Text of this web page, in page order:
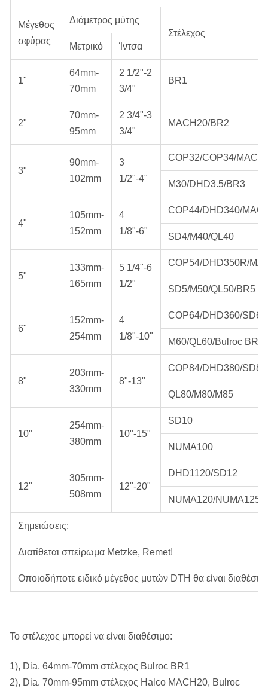
Μέγεθος
σφύρας
Διάμετρος μύτης
Στέλεχος
Μετρικό
Ίντσα
1"
64mm-
70mm
2 1/2"-2
3/4"
BR1
2"
70mm-
95mm
2 3/4"-3
3/4"
MACH20/BR2
3"
90mm-
102mm
3
1/2"-4"
COP32/COP34/
M30/DHD3.5/BR3
4"
105mm-
152mm
4
1/8"-6"
COP44/DHD340/
SD4/M40/QL40
5"
133mm-
165mm
5 1/4"-6
1/2"
COP54/DHD350R/
SD5/M50/QL50/BR5
6"
152mm-
254mm
4
1/8"-10"
COP64/DHD360/SD6
M60/QL60/Bulroc BR6
8"
203mm-
330mm
8"-13"
COP84/DHD380/SD8
QL80/M80/M85
10"
254mm-
380mm
10"-15"
SD10
NUMA100
12"
305mm-
508mm
12"-20"
DHD1120/SD12
NUMA120/NUMA125
Σημειώσεις:
Διατίθεται σπείρωμα Metzke, Remet!
Οποιοδήποτε ειδικό μέγεθος μυτών DTH θα είναι
Το στέλεχος μπορεί να είναι διαθέσιμο:
1), Dia. 64mm-70mm στέλεχος Bulroc BR1
2), Dia. 70mm-95mm στέλεχος Halco MACH20, Bulroc